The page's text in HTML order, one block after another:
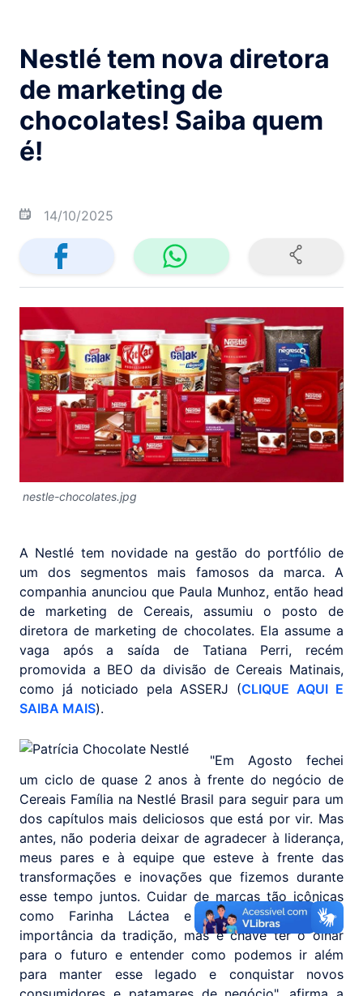
Nestlé tem nova diretora
de marketing de
chocolates! Saiba quem
é!
14/10/2025
nestle-chocolates.jpg
A Nestlé tem novidade na gestão do portfólio de
um dos segmentos mais famosos da marca. A
companhia anunciou que Paula Munhoz, então head
de marketing de Cereais, assumiu o posto de
diretora de marketing de chocolates. Ela assume a
vaga após a saída de Tatiana Perri, recém
promovida a BEO da divisão de Cereais Matinais,
como já noticiado pela ASSERJ (CLIQUE AQUI E
SAIBA MAIS).
"Em Agosto fechei
um ciclo de quase 2 anos à frente do negócio de
Cereais Família na Nestlé Brasil para seguir para um
dos capítulos mais deliciosos que está por vir. Mas
antes, não poderia deixar de agradecer à liderança,
meus pares e à equipe que esteve à frente das
transformações e inovações que fizemos durante
esse tempo juntos. Cuidar de marcas tão icônicas
como Farinha Láctea e Neston, mostram a
importância da tradição, mas é chave ter o olhar
para o futuro e entender como podemos ir além
para manter esse legado e conquistar novos